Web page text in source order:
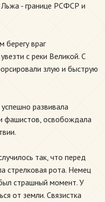
- границе РСФСР и
берегу враг
с реки Великой. С
злую и быструю
развивала
фашистов, освобождала
так, что перед
стрелковая рота. Немец
страшный момент. У
от земли. Связистка